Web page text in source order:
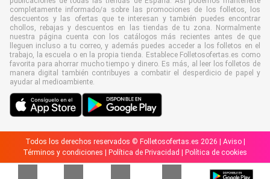
completamente informado/a sobre las promociones de los folletos, los
descuentos y las ofertas que te interesan y también puedes encontrar
chollos, rebajas y descuentos en las tiendas de tu zona. Normalmente
nuestra página cuenta con los catálogos más recientes antes de que
lleguen incluso a tu correo, y además puedes acceder a los folletos en el
trabajo, la escuela o en la propia tienda. Establece Folletosofertas.es como
favorita para ahorrar mucho tiempo y dinero. Es más, al leer los folletos de
manera digital también contribuyes a combatir el desperdicio de papel y
ayudar al medioambiente.
Todos los derechos reservados © Folletosofertas.es 2026 | Aviso|
Términos y condiciones | Política de Privacidad | Política de cookies